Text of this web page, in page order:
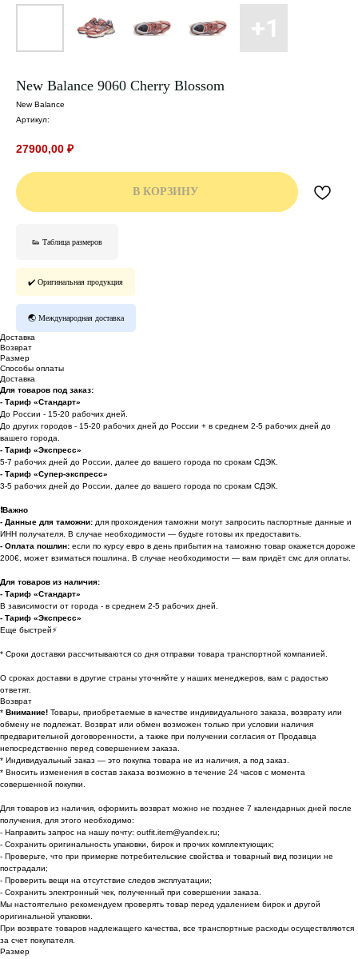
New Balance 9060 Cherry Blossom
New Balance
Артикул:
27900,00 ₽
В КОРЗИНУ
👟 Таблица размеров
✔️ Оригинальная продукция
🌏 Международная доставка
Доставка
Возврат
Размер
Способы оплаты
Доставка
Для товаров под заказ:
- Тариф «Стандарт»
До России - 15-20 рабочих дней.
До других городов - 15-20 рабочих дней до России + в среднем 2-5 рабочих дней до
вашего города.
- Тариф «Экспресс»
5-7 рабочих дней до России, далее до вашего города по срокам СДЭК.
- Тариф «Супер-экспресс»
3-5 рабочих дней до России, далее до вашего города по срокам СДЭК.
❗️Важно
- Данные для таможни: для прохождения таможни могут запросить паспортные данные и
ИНН получателя. В случае необходимости — будьте готовы их предоставить.
- Оплата пошлин: если по курсу евро в день прибытия на таможню товар окажется дороже
200€, может взиматься пошлина. В случае необходимости — вам придёт смс для оплаты.
Для товаров из наличия:
- Тариф «Стандарт»
В зависимости от города - в среднем 2-5 рабочих дней.
- Тариф «Экспресс»
Еще быстрей⚡
* Cроки доставки рассчитываются со дня отправки товара транспортной компанией.
О сроках доставки в другие страны уточняйте у наших менеджеров, вам с радостью
ответят.
Возврат
* Внимание! Товары, приобретаемые в качестве индивидуального заказа, возврату или
обмену не подлежат. Возврат или обмен возможен только при условии наличия
предварительной договоренности, а также при получении согласия от Продавца
непосредственно перед совершением заказа.
* Индивидуальный заказ — это покупка товара не из наличия, а под заказ.
* Вносить изменения в состав заказа возможно в течение 24 часов с момента
совершенной покупки.
Для товаров из наличия, оформить возврат можно не позднее 7 календарных дней после
получения, для этого необходимо:
- Направить запрос на нашу почту: outfit.item@yandex.ru;
- Сохранить оригинальность упаковки, бирок и прочих комплектующих;
- Проверьте, что при примерке потребительские свойства и товарный вид позиции не
пострадали;
- Проверить вещи на отсутствие следов эксплуатации;
- Сохранить электронный чек, полученный при совершении заказа.
Мы настоятельно рекомендуем проверять товар перед удалением бирок и другой
оригинальной упаковки.
При возврате товаров надлежащего качества, все транспортные расходы осуществляются
за счет покупателя.
Размер